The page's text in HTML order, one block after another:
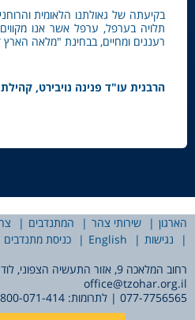
בקיעתה של גאולתנו הלאומית
תלויה בערפל, ערפל אשר אנו
רעננים ומחיים, בבחינת "מלאה
הרבנית עו"ד פנינה נויבירט,
הארגון שירותי צהר המתנדבים
נגישות
English
כניסת מתנדבים
רחוב המלאכה 9, אזור התעשיה הצפוני, לוד |
office@tzohar.org.il
077-7756565 | לתרומות: 071-414